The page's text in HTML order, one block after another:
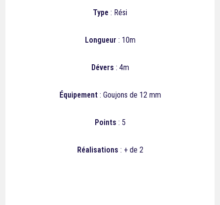
Type : Rési
Longueur : 10m
Dévers : 4m
Équipement: Goujons de 12 mm
Points : 5
Réalisations : + de 2